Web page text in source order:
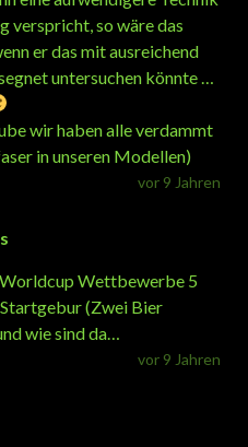
vor 9 Jahren
verspricht, so wäre das
er das mit ausreichend
untersuchen könnte …
wir haben alle verdammt
in unseren Modellen)
vor 9 Jahren
Wettbewerbe 5
(Zwei Bier
wie sind da…